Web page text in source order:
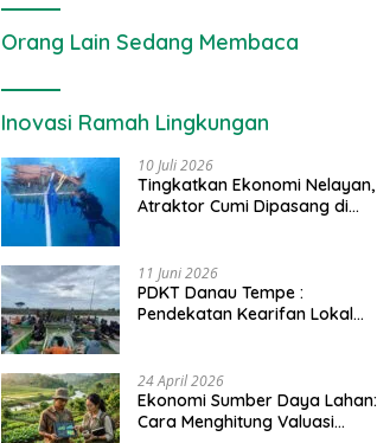
Orang Lain Sedang Membaca
Inovasi Ramah Lingkungan
10 Juli 2026
Tingkatkan Ekonomi Nelayan,
Atraktor Cumi Dipasang di
11 Juni 2026
PDKT Danau Tempe :
Pendekatan Kearifan Lokal
24 April 2026
Ekonomi Sumber Daya Lahan:
Cara Menghitung Valuasi